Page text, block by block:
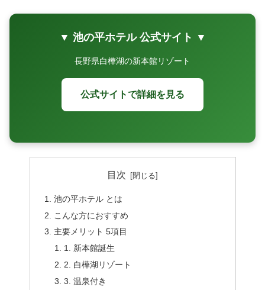
▼ 池の平ホテル 公式サイト ▼
長野県白樺湖の新本館リゾート
公式サイトで詳細を見る
目次
池の平ホテル とは
こんな方におすすめ
主要メリット 5項目
1. 新本館誕生
2. 白樺湖リゾート
3. 温泉付き